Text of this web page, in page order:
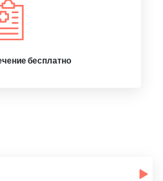
бесплатно